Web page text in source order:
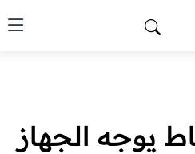
يوجه الجهاز